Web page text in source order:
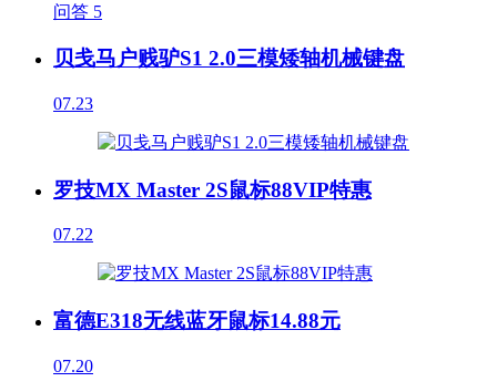
问答 5
贝戋马户贱驴S1 2.0三模矮轴机械键盘
07.23
罗技MX Master 2S鼠标88VIP特惠
07.22
富德E318无线蓝牙鼠标14.88元
07.20